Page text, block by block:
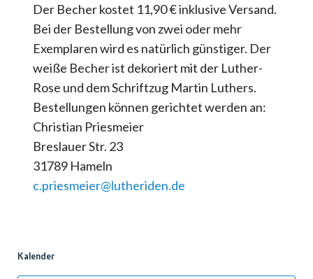
Der Becher kostet 11,90 € inklusive Versand.
Bei der Bestellung von zwei oder mehr
Exemplaren wird es natürlich günstiger. Der
weiße Becher ist dekoriert mit der Luther-
Rose und dem Schriftzug Martin Luthers.
Bestellungen können gerichtet werden an:
Christian Priesmeier
Breslauer Str. 23
31789 Hameln
c.priesmeier@lutheriden.de
Kalender